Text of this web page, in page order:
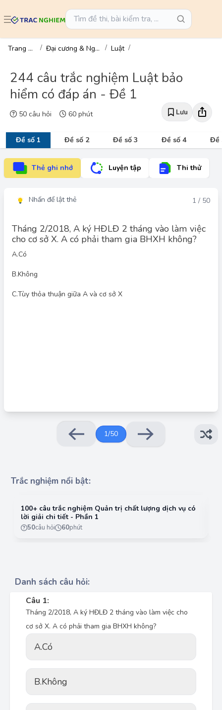
Trang chủ Đại cương & Ngành Luật
244 câu trắc nghiệm Luật bảo
hiểm có đáp án - Đề 1
50 câu hỏi 60 phút Lưu
Đề số 1 Đề số 2 Đề số 3 Đề số 4 Đề
Thẻ ghi nhớ Luyện tập Thi thử
Nhấn để lật thẻ 1 / 50
Tháng 2/2018, A ký HĐLĐ 2 tháng vào làm việc
cho cơ sở X. A có phải tham gia BHXH không?
A.Có
B.Không
C.Tùy thỏa thuận giữa A và cơ sở X
Theo quy định của Luật Bảo hiểm xã hội hiện hành, người lao
1/50
Trắc nghiệm nổi bật:
100+ câu trắc nghiệm Quản trị chất lượng dịch vụ có
lời giải chi tiết - Phần 1
50câu hỏi 60phút
Danh sách câu hỏi:
Câu 1:
Tháng 2/2018, A ký HĐLĐ 2 tháng vào làm việc cho
cơ sở X. A có phải tham gia BHXH không?
A.Có
B.Không